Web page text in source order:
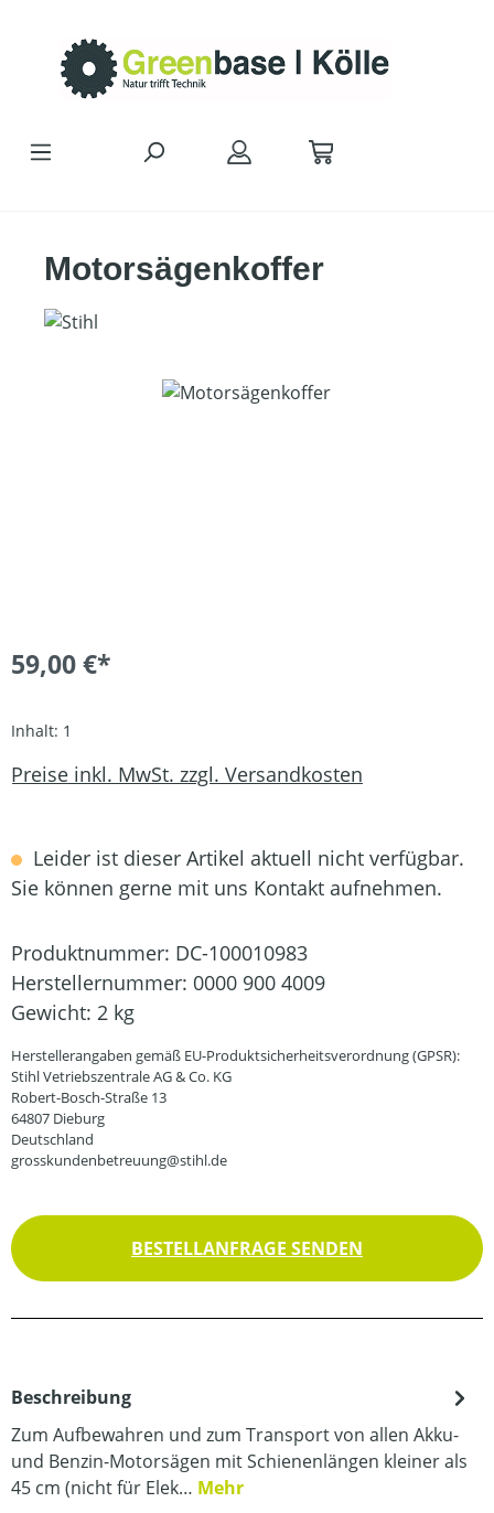
Motorsägenkoffer
Bildergalerie überspringen
59,00 €*
Inhalt: 1
Preise inkl. MwSt. zzgl. Versandkosten
Leider ist dieser Artikel aktuell nicht verfügbar.
Sie können gerne mit uns Kontakt aufnehmen.
Produktnummer: DC-100010983
Herstellernummer: 0000 900 4009
Gewicht: 2 kg
Herstellerangaben gemäß EU-Produktsicherheitsverordnung (GPSR):
Stihl Vetriebszentrale AG & Co. KG
Robert-Bosch-Straße 13
64807 Dieburg
Deutschland
grosskundenbetreuung@stihl.de
BESTELLANFRAGE SENDEN
Beschreibung
Zum Aufbewahren und zum Transport von allen Akku-
und Benzin-Motorsägen mit Schienenlängen kleiner als
45 cm (nicht für Elek… Mehr